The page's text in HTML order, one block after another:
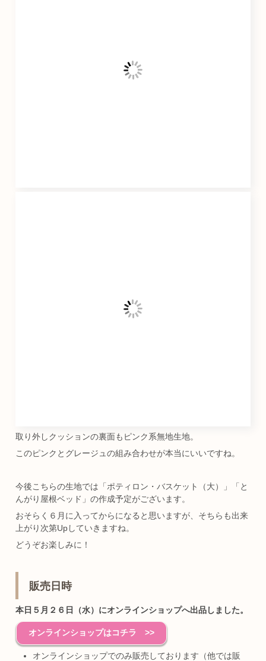
取り外しクッションの裏面もピンク系無地生地。
このピンクとグレージュの組み合わせが本当にいいですね。
今後こちらの生地では「ポティロン・バスケット（大）」「と
んがり屋根ベッド」の作成予定がございます。
おそらく６月に入ってからになると思いますが、そちらも出来
上がり次第Upしていきますね。
どうぞお楽しみに！
販売日時
本日５月２６日（水）にオンラインショップへ出品しました。
オンラインショップはコチラ >>
オンラインショップでのみ販売しております（他では販